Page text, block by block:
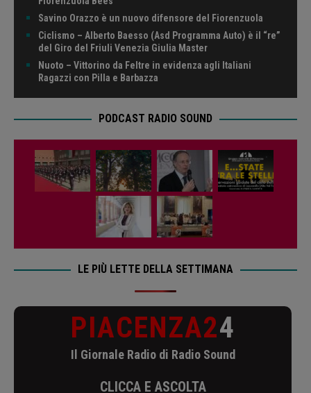
Savino Orazzo è un nuovo difensore del Fiorenzuola
Ciclismo – Alberto Baesso (Asd Programma Auto) è il “re”
del Giro del Friuli Venezia Giulia Master
Nuoto – Vittorino da Feltre in evidenza agli Italiani
Ragazzi con Pilla e Barbazza
PODCAST RADIO SOUND
LE PIÙ LETTE DELLA SETTIMANA
PIACENZA24
Il Giornale Radio di Radio Sound
CLICCA E ASCOLTA